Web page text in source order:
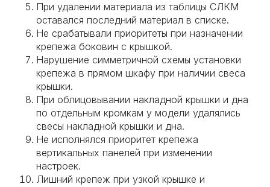
При удалении материала из таблицы СЛКМ
оставался последний материал в списке.
Не срабатывали приоритеты при назначении
крепежа боковин с крышкой.
Нарушение симметричной схемы установки
крепежа в прямом шкафу при наличии свеса
крышки.
При облицовывании накладной крышки и дна
по отдельным кромкам у модели удалялись
свесы накладной крышки и дна.
Не исполнялся приоритет крепежа
вертикальных панелей при изменении
настроек.
Лишний крепеж при узкой крышке и